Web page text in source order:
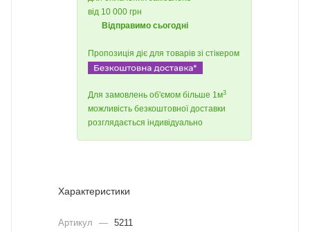
від 10 000 грн
Відправимо сьогодні
Пропозиція діє для товарів зі стікером
Для замовлень об'ємом більше 1м3
можливість безкоштовної доставки
розглядається індивідуально
Характеристики
Артикул — 5211